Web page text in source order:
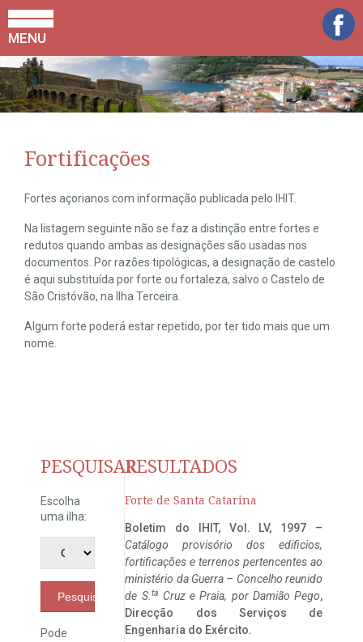
MENU
Fortificações
Fortes açorianos com informação publicada pelo IHIT.
Na listagem seguinte não se faz a distinção entre fortes e
redutos quando ambas as designações são usadas nos
documentos. Por razões tipológicas, a designação de castelo
é aqui substituída por forte ou fortaleza, salvo o Castelo de
São Cristóvão, na Ilha Terceira.
Algum forte poderá estar repetido, por ter tido mais que um
nome.
PESQUISAR
Escolha
uma ilha:
Pesquisar
Pode
RESULTADOS
Forte de Santa Catarina
Boletim do IHIT, Vol. LV, 1997 –
Catálogo provisório dos edificios,
fortificações e terrenos pertencentes ao
ministério da Guerra – Concelho reunido
de S. ta Cruz e Praia, por Damião Pego,
Direcção dos Serviços de
Engenharia do Exército.